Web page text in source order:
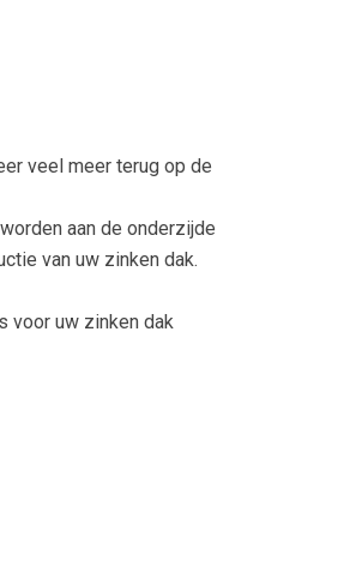
veel meer terug op de
aan de onderzijde
van uw zinken dak.
voor uw zinken dak